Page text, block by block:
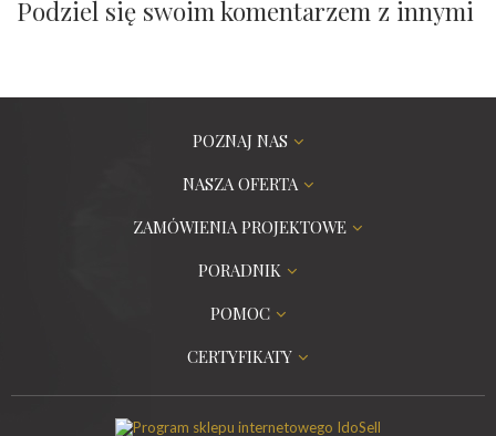
Podziel się swoim komentarzem z innymi
POZNAJ NAS
NASZA OFERTA
ZAMÓWIENIA PROJEKTOWE
PORADNIK
POMOC
CERTYFIKATY